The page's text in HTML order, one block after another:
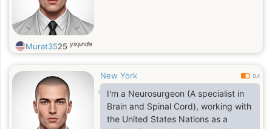
Murat3525 yaşında
New York 0.4
I'm a Neurosurgeon (A specialist in
Brain and Spinal Cord), working with
the United States Nations as a